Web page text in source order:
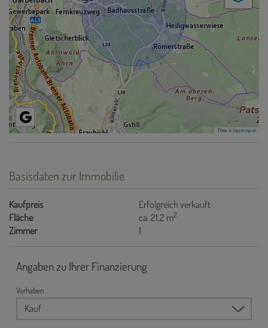
Tiles ©basemap.at
Basisdaten zur Immobilie
Kaufpreis
Erfolgreich verkauft
Fläche
ca. 21,2 m2
Zimmer 1